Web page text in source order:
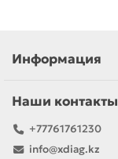
Информация
Наши контакты
+77761761230
info@xdiag.kz